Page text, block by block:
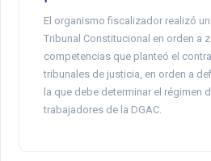
El organismo fiscalizador realizó
Tribunal Constitucional en orden a
competencias que planteó el
tribunales de justicia, en orden a
la que debe determinar el régimen
trabajadores de la DGAC.